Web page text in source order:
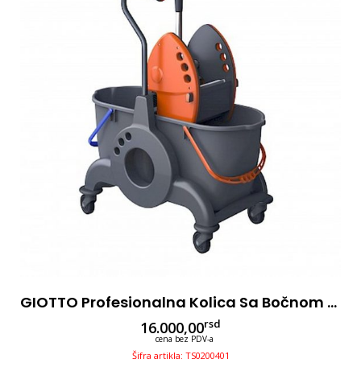
GIOTTO Profesionalna Kolica Sa Bočnom Rukom Za Čišćenje 2x15l Sa Presom
16.000,00rsd
cena bez PDV-a
Šifra artikla: TS0200401